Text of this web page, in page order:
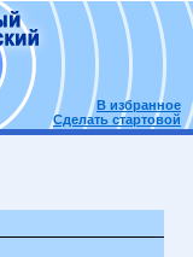
В избранное
Сделать стартовой